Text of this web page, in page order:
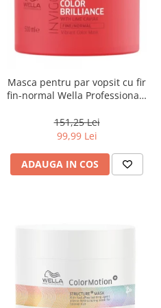
Masca pentru par vopsit cu fir
fin-normal Wella Professionals
151,25 Lei
99,99 Lei
ADAUGA IN COS